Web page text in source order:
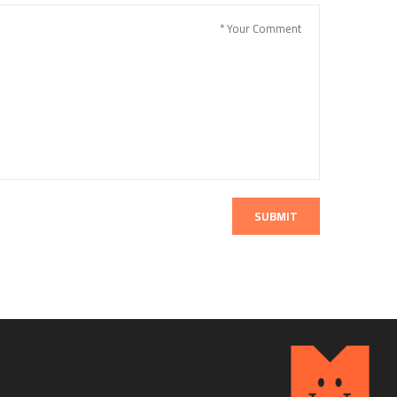
SUBMIT